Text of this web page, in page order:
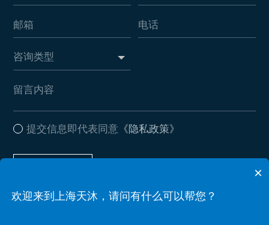
提交信息即代表同意 《隐私政策》
×
欢迎来到上海天沐，请问有什么可以帮您？